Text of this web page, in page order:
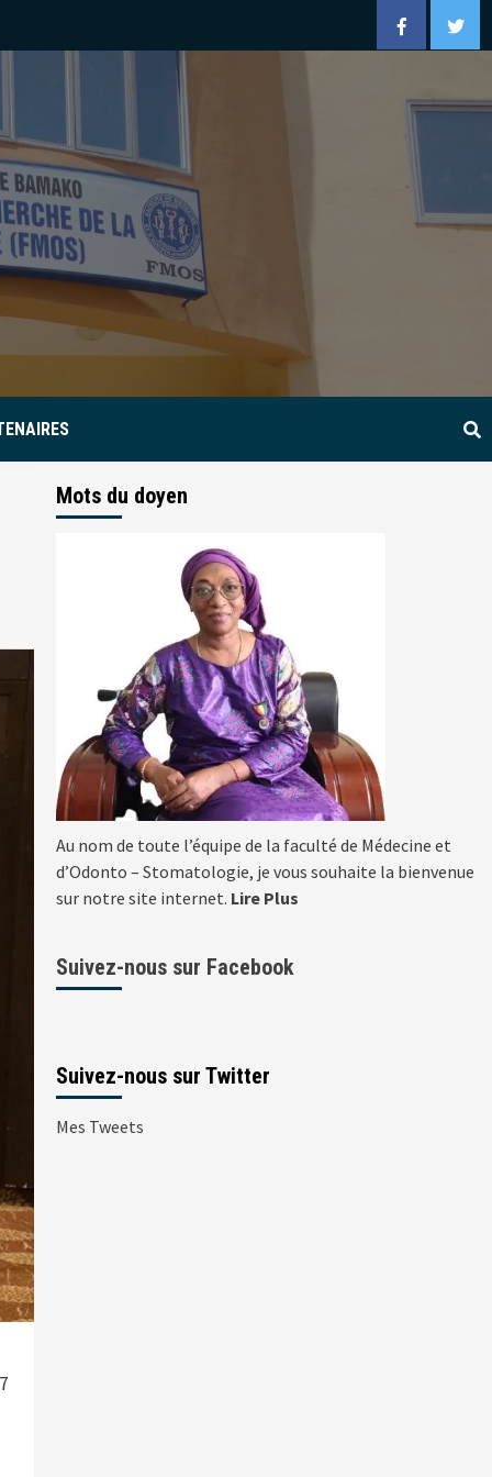
Facebook
Mots du doyen
Au nom de toute l’équipe de la faculté de Médecine et
d’Odonto – Stomatologie, je vous souhaite la bienvenue
sur notre site internet. Lire Plus
Suivez-nous sur Facebook
Suivez-nous sur Twitter
Mes Tweets